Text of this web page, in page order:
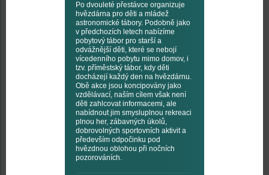
Po dvouleté přestávce organizuje
hvězdárna pro děti a mládež
astronomické tábory. Podobně jako
v předchozích letech nabízíme
pobytový tábor pro starší a
odvážnější děti, které se nebojí
vícedenního pobytu mimo domov, i
tzv. příměstský tábor, kdy děti
docházejí každý den na hvězdárnu.
Obě akce jsou koncipovány jako
vzdělávací, naším cílem však není
děti zahlcovat informacemi, ale
nabídnout jim smysluplnou rekreaci
plnou her, zábavných úkolů,
dobrovolných sportovních aktivit a
především odpočinku pod
hvězdnou oblohou při nočních
pozorováních.